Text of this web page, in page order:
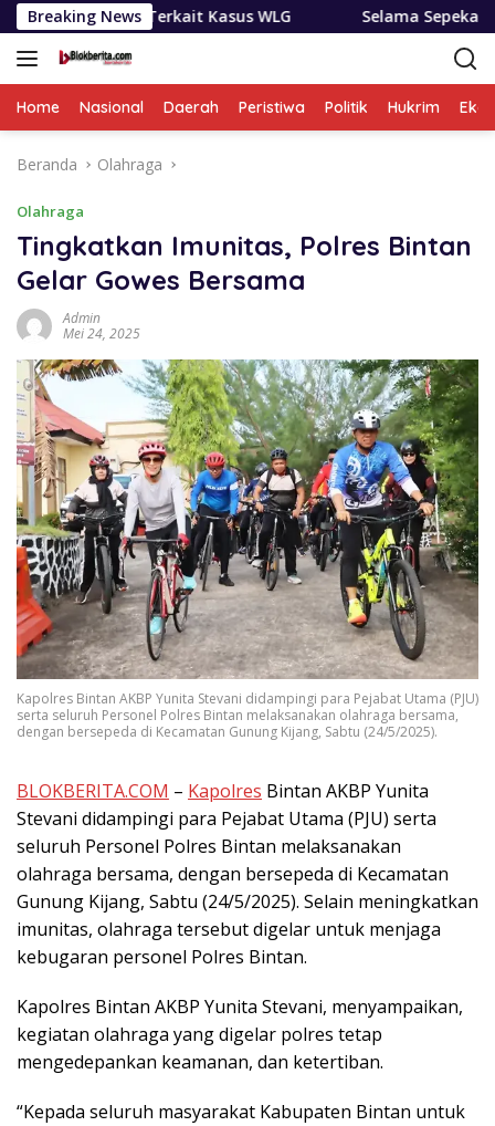
Langsung
ke
konten
Breaking News
Terkait Kasus WLG Selama Sepekan BNNP Sumut
Home Nasional Daerah Peristiwa Politik Hukrim
Beranda Olahraga
Olahraga
Tingkatkan Imunitas, Polres Bintan
Gelar Gowes Bersama
Admin
Mei 24, 2025
Kapolres Bintan AKBP Yunita Stevani didampingi para Pejabat Utama (PJU)
serta seluruh Personel Polres Bintan melaksanakan olahraga bersama,
dengan bersepeda di Kecamatan Gunung Kijang, Sabtu (24/5/2025).
BLOKBERITA.COM – Kapolres Bintan AKBP Yunita
Stevani didampingi para Pejabat Utama (PJU) serta
seluruh Personel Polres Bintan melaksanakan
olahraga bersama, dengan bersepeda di Kecamatan
Gunung Kijang, Sabtu (24/5/2025). Selain meningkatkan
imunitas, olahraga tersebut digelar untuk menjaga
kebugaran personel Polres Bintan.
Kapolres Bintan AKBP Yunita Stevani, menyampaikan,
kegiatan olahraga yang digelar polres tetap
mengedepankan keamanan, dan ketertiban.
“Kepada seluruh masyarakat Kabupaten Bintan untuk